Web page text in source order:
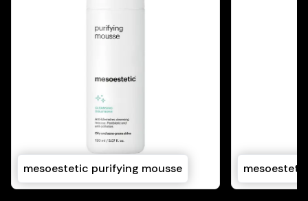
mesoestetic purifying mousse